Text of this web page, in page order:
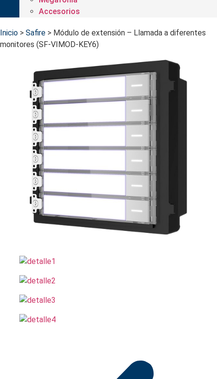
Accesorios
Inicio > Safire > Módulo de extensión – Llamada a diferentes
monitores (SF-VIMOD-KEY6)